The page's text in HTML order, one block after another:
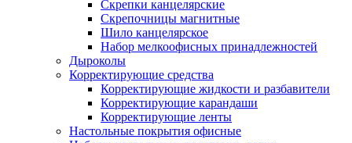
Скрепки канцелярские
Скрепочницы магнитные
Шило канцелярское
Набор мелкоофисных принадлежностей
Дыроколы
Корректирующие средства
Корректирующие жидкости и разбавители
Корректирующие карандаши
Корректирующие ленты
Настольные покрытия офисные